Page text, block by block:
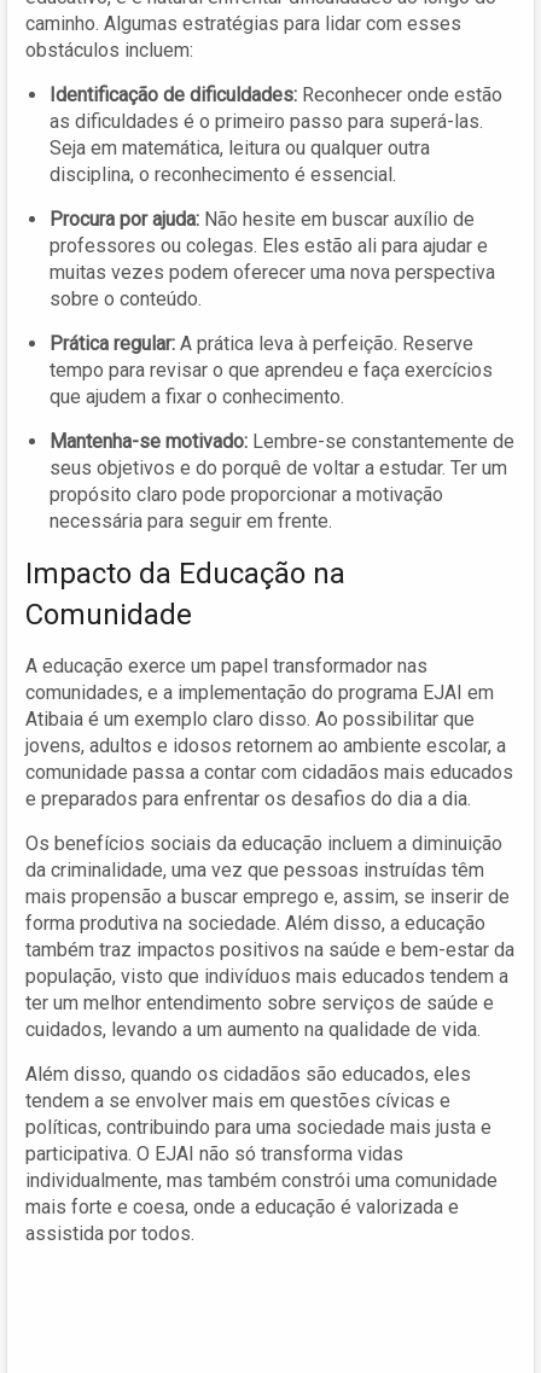
caminho. Algumas estratégias para lidar com esses
obstáculos incluem:
Identificação de dificuldades: Reconhecer onde estão
as dificuldades é o primeiro passo para superá-las.
Seja em matemática, leitura ou qualquer outra
disciplina, o reconhecimento é essencial.
Procura por ajuda: Não hesite em buscar auxílio de
professores ou colegas. Eles estão ali para ajudar e
muitas vezes podem oferecer uma nova perspectiva
sobre o conteúdo.
Prática regular: A prática leva à perfeição. Reserve
tempo para revisar o que aprendeu e faça exercícios
que ajudem a fixar o conhecimento.
Mantenha-se motivado: Lembre-se constantemente de
seus objetivos e do porquê de voltar a estudar. Ter um
propósito claro pode proporcionar a motivação
necessária para seguir em frente.
Impacto da Educação na
Comunidade
A educação exerce um papel transformador nas
comunidades, e a implementação do programa EJAI em
Atibaia é um exemplo claro disso. Ao possibilitar que
jovens, adultos e idosos retornem ao ambiente escolar, a
comunidade passa a contar com cidadãos mais educados
e preparados para enfrentar os desafios do dia a dia.
Os benefícios sociais da educação incluem a diminuição
da criminalidade, uma vez que pessoas instruídas têm
mais propensão a buscar emprego e, assim, se inserir de
forma produtiva na sociedade. Além disso, a educação
também traz impactos positivos na saúde e bem-estar da
população, visto que indivíduos mais educados tendem a
ter um melhor entendimento sobre serviços de saúde e
cuidados, levando a um aumento na qualidade de vida.
Além disso, quando os cidadãos são educados, eles
tendem a se envolver mais em questões cívicas e
políticas, contribuindo para uma sociedade mais justa e
participativa. O EJAI não só transforma vidas
individualmente, mas também constrói uma comunidade
mais forte e coesa, onde a educação é valorizada e
assistida por todos.